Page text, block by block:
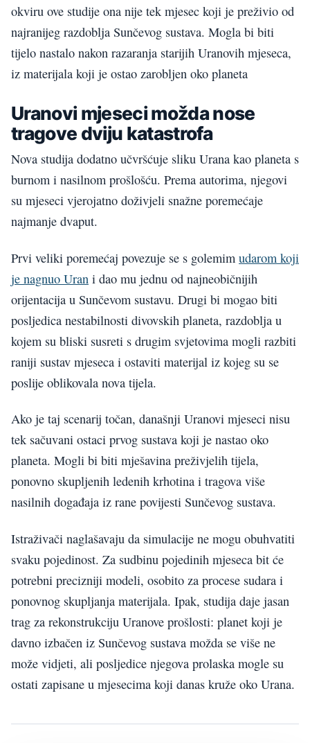
okviru ove studije ona nije tek mjesec koji je preživio od
najranijeg razdoblja Sunčevog sustava. Mogla bi biti
tijelo nastalo nakon razaranja starijih Uranovih mjeseca,
iz materijala koji je ostao zarobljen oko planeta
Uranovi mjeseci možda nose
tragove dviju katastrofa
Nova studija dodatno učvršćuje sliku Urana kao planeta s
burnom i nasilnom prošlošću. Prema autorima, njegovi
su mjeseci vjerojatno doživjeli snažne poremećaje
najmanje dvaput.
Prvi veliki poremećaj povezuje se s golemim udarom koji
je nagnuo Uran i dao mu jednu od najneobičnijih
orijentacija u Sunčevom sustavu. Drugi bi mogao biti
posljedica nestabilnosti divovskih planeta, razdoblja u
kojem su bliski susreti s drugim svjetovima mogli razbiti
raniji sustav mjeseca i ostaviti materijal iz kojeg su se
poslije oblikovala nova tijela.
Ako je taj scenarij točan, današnji Uranovi mjeseci nisu
tek sačuvani ostaci prvog sustava koji je nastao oko
planeta. Mogli bi biti mješavina preživjelih tijela,
ponovno skupljenih ledenih krhotina i tragova više
nasilnih događaja iz rane povijesti Sunčevog sustava.
Istraživači naglašavaju da simulacije ne mogu obuhvatiti
svaku pojedinost. Za sudbinu pojedinih mjeseca bit će
potrebni precizniji modeli, osobito za procese sudara i
ponovnog skupljanja materijala. Ipak, studija daje jasan
trag za rekonstrukciju Uranove prošlosti: planet koji je
davno izbačen iz Sunčevog sustava možda se više ne
može vidjeti, ali posljedice njegova prolaska mogle su
ostati zapisane u mjesecima koji danas kruže oko Urana.